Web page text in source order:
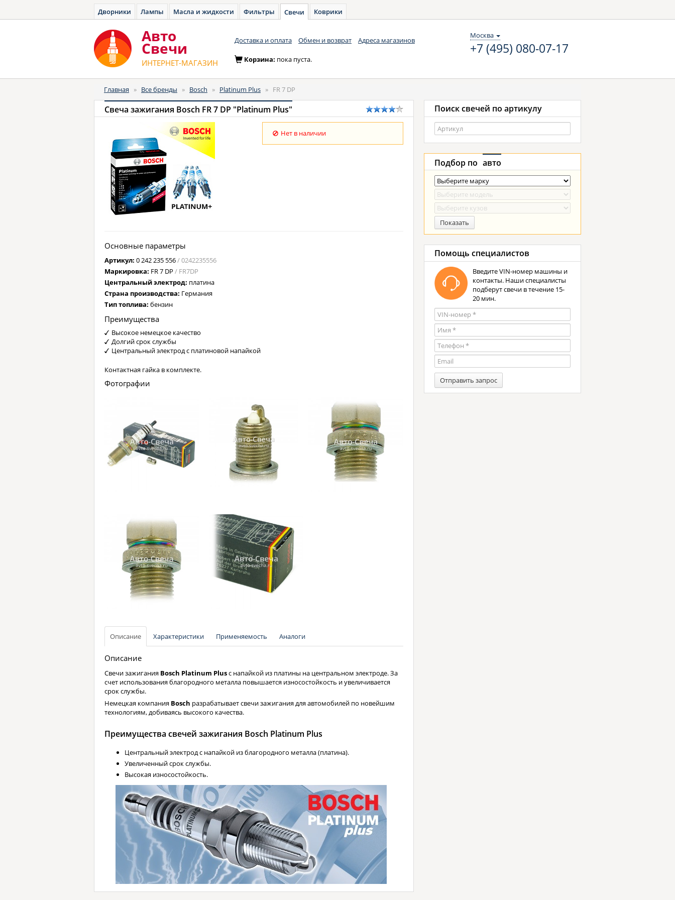
Дворники Лампы Масла и жидкости Фильтры Свечи Коврики
Авто
Cвечи
ИНТЕРНЕТ-МАГАЗИН
Доставка и оплата Обмен и возврат Адреса магазинов
Москва
+7 (495) 080-07-17
Корзина: пока пуста.
Главная » Все бренды » Bosch » Platinum Plus » FR 7 DP
Свеча зажигания Bosch FR 7 DP "Platinum Plus"
Нет в наличии
Основные параметры
Артикул: 0 242 235 556/ 0242235556
Маркировка: FR 7 DP / FR7DP
Центральный электрод: платина
Страна производства: Германия
Тип топлива: бензин
Преимущества
Высокое немецкое качество
Долгий срок службы
Центральный электрод с платиновой напайкой
Контактная гайка в комплекте.
Фотографии
Описание Характеристики Применяемость Аналоги
Описание
Свечи зажигания Bosch Platinum Plusс напайкой из платины на центральном электроде. За
счет использования благородного металла повышается износостойкость и увеличивается
срок службы.
Немецкая компания Bosch разрабатывает свечи зажигания для автомобилей по новейшим
технологиям, добиваясь высокого качества.
Преимущества свечей зажигания Bosch Platinum Plus
Центральный электрод с напайкой из благородного металла (платина).
Увеличенный срок службы.
Высокая износостойкость.
Поиск свечей по артикулу
Подбор по авто
Показать
Помощь специалистов
Введите VIN-номер машины и
контакты. Наши специалисты
подберут свечи в течение 15-
20 мин.
Отправить запрос